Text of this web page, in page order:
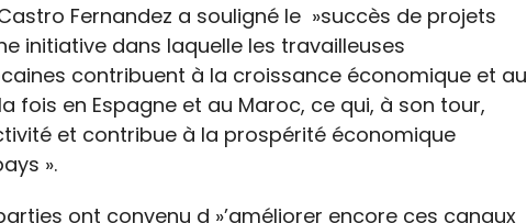
Fernandez a souligné le »succès de projets
initiative dans laquelle les travailleuses
contribuent à la croissance économique et au
fois en Espagne et au Maroc, ce qui, à son tour,
et contribue à la prospérité économique
».
ont convenu d »’améliorer encore ces canaux